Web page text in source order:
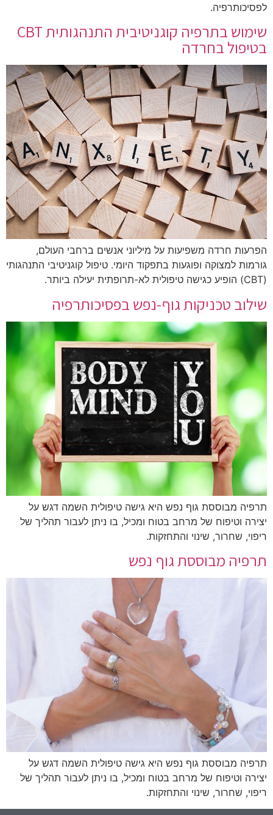
לפסיכותרפיה.
שימוש בתרפיה קוגניטיבית התנהגותית CBT
בטיפול בחרדה
הפרעות חרדה משפיעות על מיליוני אנשים ברחבי העולם,
גורמות למצוקה ופוגעות בתפקוד היומי. טיפול קוגניטיבי התנהגותי
(CBT) הופיע כגישה טיפולית לא-תרופתית יעילה ביותר.
שילוב טכניקות גוף-נפש בפסיכותרפיה
תרפיה מבוססת גוף נפש היא גישה טיפולית השמה דגש על
יצירה וטיפוח של מרחב בטוח ומכיל, בו ניתן לעבור תהליך של
ריפוי, שחרור, שינוי והתחזקות.
תרפיה מבוססת גוף נפש
תרפיה מבוססת גוף נפש היא גישה טיפולית השמה דגש על
יצירה וטיפוח של מרחב בטוח ומכיל, בו ניתן לעבור תהליך של
ריפוי, שחרור, שינוי והתחזקות.